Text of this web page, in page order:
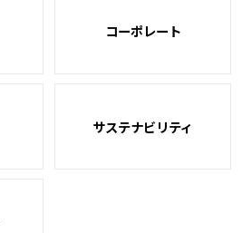
コーポレート
サステナビリティ